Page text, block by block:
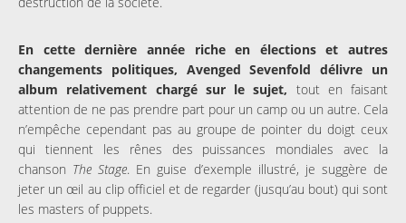
En cette dernière année riche en élections et autres
changements politiques, Avenged Sevenfold délivre un
album relativement chargé sur le sujet, tout en faisant
attention de ne pas prendre part pour un camp ou un autre. Cela
n’empêche cependant pas au groupe de pointer du doigt ceux
qui tiennent les rênes des puissances mondiales avec la
chanson The Stage. En guise d’exemple illustré, je suggère de
jeter un œil au clip officiel et de regarder (jusqu’au bout) qui sont
les masters of puppets.